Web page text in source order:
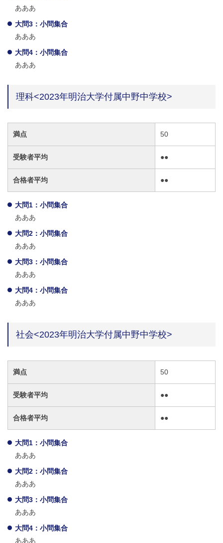
あああ
大問3：小問集合
あああ
大問4：小問集合
あああ
理科<2023年明治大学付属中野中学校>
満点 50
受験者平均 ●●
合格者平均 ●●
大問1：小問集合
あああ
大問2：小問集合
あああ
大問3：小問集合
あああ
大問4：小問集合
あああ
社会<2023年明治大学付属中野中学校>
満点 50
受験者平均 ●●
合格者平均 ●●
大問1：小問集合
あああ
大問2：小問集合
あああ
大問3：小問集合
あああ
大問4：小問集合
あああ